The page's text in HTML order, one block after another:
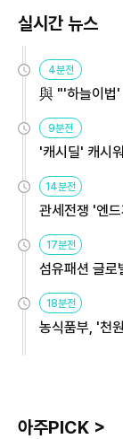
실시간 뉴스
4분전
與 "'하늘이법'
9분전
'캐시딜' 캐시
14분전
관세전쟁 '엔
17분전
섬유패션 글
18분전
농식품부, '천
아주PICK >